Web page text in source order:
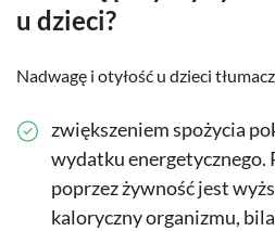
u dzieci?
Nadwagę i otyłość u dzieci
zwiększeniem spożycia
wydatku
poprzez żywność jest
kaloryczny organizmu,